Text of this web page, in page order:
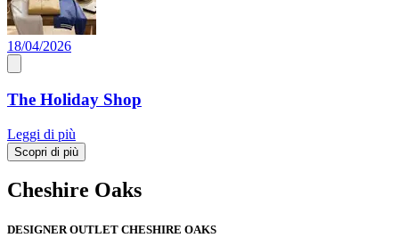
18/04/2026
The Holiday Shop
Leggi di più
Scopri di più
Cheshire Oaks
DESIGNER OUTLET CHESHIRE OAKS